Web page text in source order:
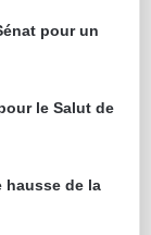
pour un
le Salut de
hausse de la